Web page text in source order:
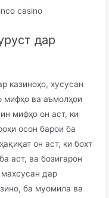
casino
дар
казиноҳо, хусусан
мифҳо ва аъмолҳои
мифҳо он аст, ки
осон барои ба
он аст, ки бохт
аст, ва бозигарон
дар
ба муомила ва